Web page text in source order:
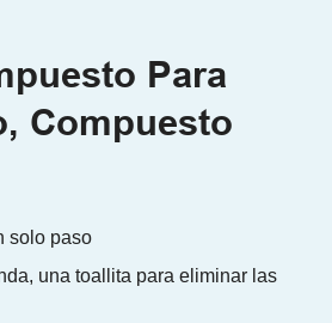
Para
Compuesto
solo paso
una toallita para eliminar las